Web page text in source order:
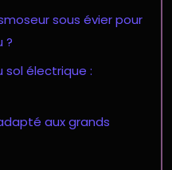
sous évier pour
?
électrique :
aux grands